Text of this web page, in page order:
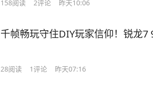
158阅读 2评论 昨天10:06
千帧畅玩守住DIY玩家信仰！锐龙7
28阅读 1评论 昨天07:16